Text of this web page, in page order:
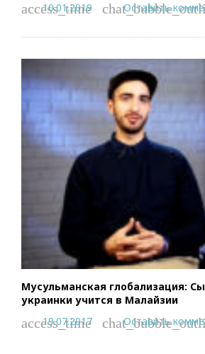
access_time
10.01.2019 Оставить
Мусульманская глобализация:
украинки учится в Малайзии
access_time
19.07.2017 Оставить